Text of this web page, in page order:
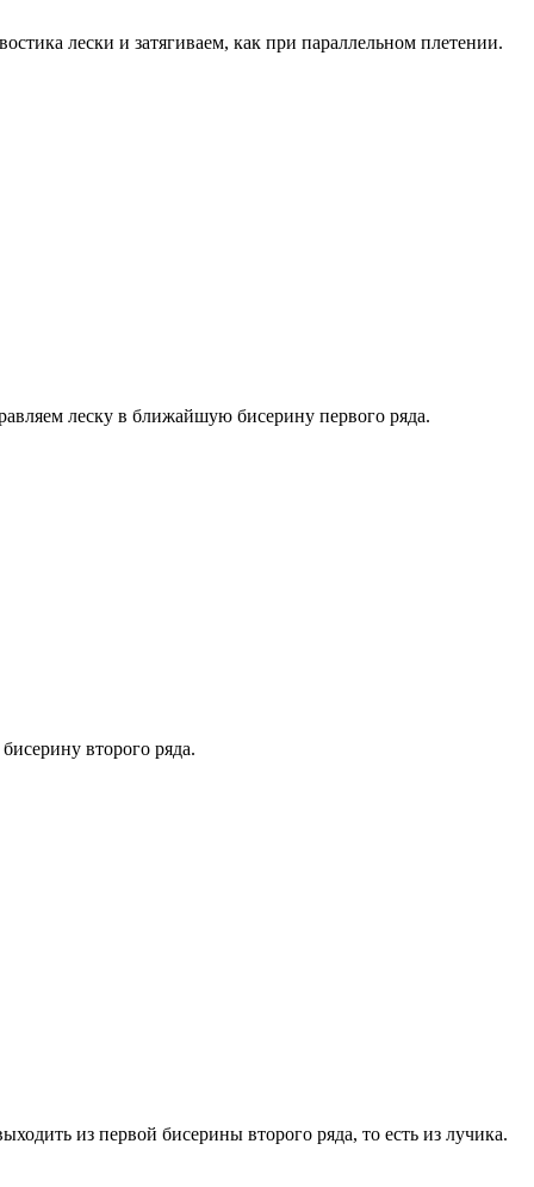
лески и затягиваем, как при параллельном плетении.
леску в ближайшую бисерину первого ряда.
второго ряда.
из первой бисерины второго ряда, то есть из лучика.